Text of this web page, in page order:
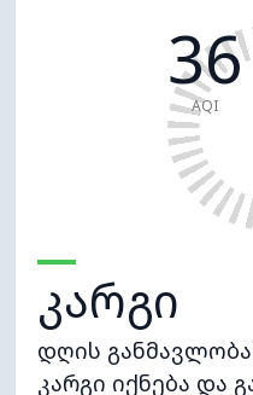
36
AQI
კარგი
დღის
კარგი იქნება და